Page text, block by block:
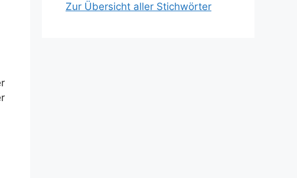
Zur Übersicht aller Stichwörter